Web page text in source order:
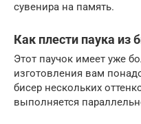
сувенира на память.
Как плести паука из
Этот паучок имеет уже
изготовления вам
бисер нескольких
выполняется